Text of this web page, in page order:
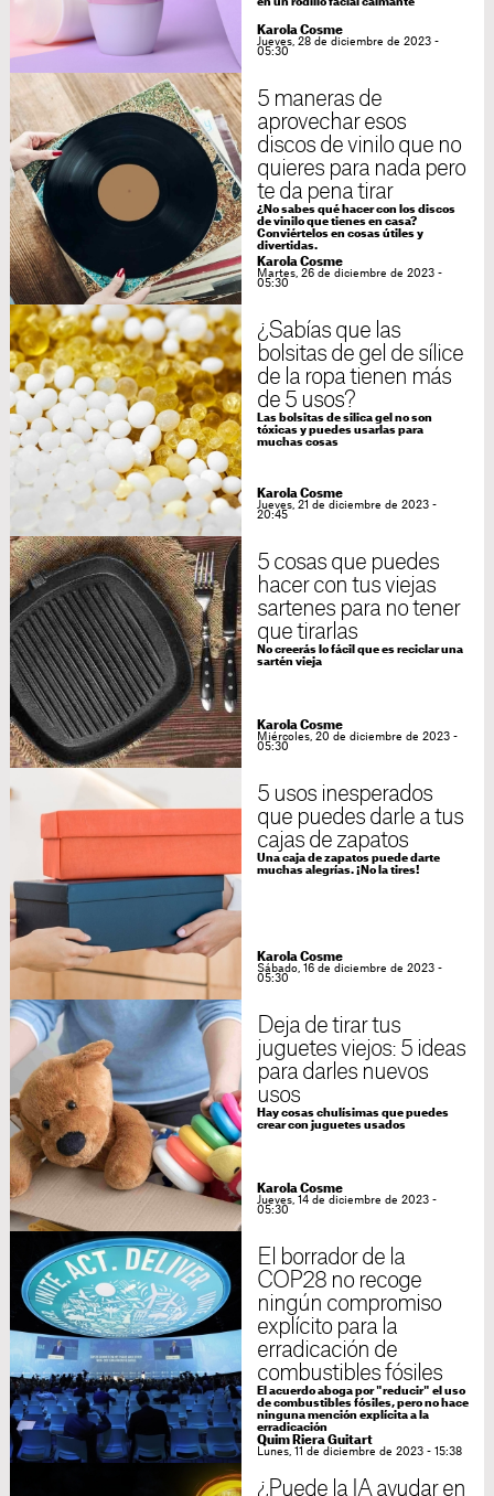
en un rodillo facial calmante
Karola Cosme
Jueves, 28 de diciembre de 2023 -
05:30
5 maneras de
aprovechar esos
discos de vinilo que no
quieres para nada pero
te da pena tirar
¿No sabes qué hacer con los discos
de vinilo que tienes en casa?
Conviértelos en cosas útiles y
divertidas.
Karola Cosme
Martes, 26 de diciembre de 2023 -
05:30
¿Sabías que las
bolsitas de gel de sílice
de la ropa tienen más
de 5 usos?
Las bolsitas de silica gel no son
tóxicas y puedes usarlas para
muchas cosas
Karola Cosme
Jueves, 21 de diciembre de 2023 -
20:45
5 cosas que puedes
hacer con tus viejas
sartenes para no tener
que tirarlas
No creerás lo fácil que es reciclar una
sartén vieja
Karola Cosme
Miércoles, 20 de diciembre de 2023 -
05:30
5 usos inesperados
que puedes darle a tus
cajas de zapatos
Una caja de zapatos puede darte
muchas alegrías. ¡No la tires!
Karola Cosme
Sábado, 16 de diciembre de 2023 -
05:30
Deja de tirar tus
juguetes viejos: 5 ideas
para darles nuevos
usos
Hay cosas chulísimas que puedes
crear con juguetes usados
Karola Cosme
Jueves, 14 de diciembre de 2023 -
05:30
El borrador de la
COP28 no recoge
ningún compromiso
explícito para la
erradicación de
combustibles fósiles
El acuerdo aboga por "reducir" el uso
de combustibles fósiles, pero no hace
ninguna mención explícita a la
erradicación
Quim Riera Guitart
Lunes, 11 de diciembre de 2023 - 15:38
¿Puede la IA ayudar en